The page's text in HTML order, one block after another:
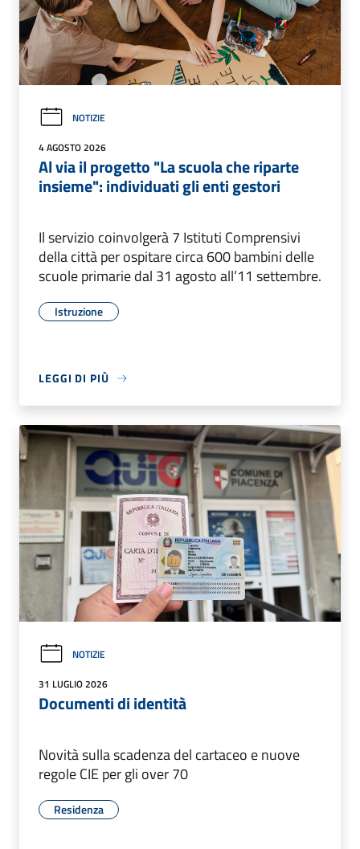
NOTIZIE
4 AGOSTO 2026
Al via il progetto "La scuola che riparte
insieme": individuati gli enti gestori
Il servizio coinvolgerà 7 Istituti Comprensivi
della città per ospitare circa 600 bambini delle
scuole primarie dal 31 agosto all’11 settembre.
Istruzione
LEGGI DI PIÙ
NOTIZIE
31 LUGLIO 2026
Documenti di identità
Novità sulla scadenza del cartaceo e nuove
regole CIE per gli over 70
Residenza